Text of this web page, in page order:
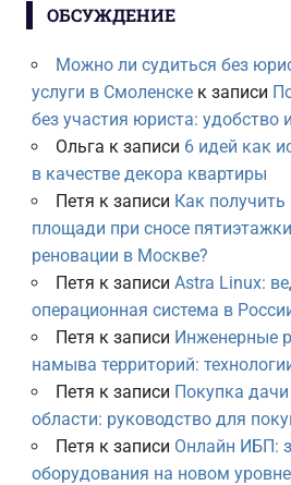
ОБСУЖДЕНИЕ
Можно ли судиться без
услуги в Смоленскек записи
без участия юриста: удобство
Ольга к записи 6 идей как
в качестве декора квартиры
Петя к записи Как
площади при сносе
реновации в Москве?
Петя к записи Astra Linux:
операционная система в
Петя к записи Инженерные
намыва территорий:
Петя к записи Покупка
области: руководство для
Петя к записи Онлайн ИБП:
оборудования на новом уровне